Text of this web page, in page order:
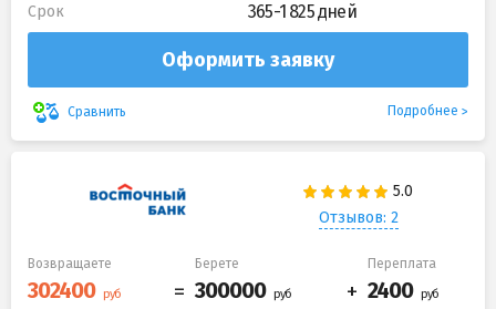
Срок 365-1 825 дней
Оформить заявку
Сравнить Подробнее
Отзывов: 2
Возвращаете Берете Переплата